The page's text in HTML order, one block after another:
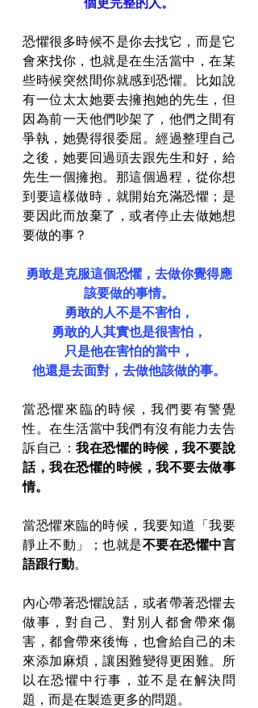
恐懼很多時候不是你去找它，而是它
會來找你，也就是在生活當中，在某
些時候突然間你就感到恐懼。比如說
有一位太太她要去擁抱她的先生，但
因為前一天他們吵架了，他們之間有
爭執，她覺得很委屈。經過整理自己
之後，她要回過頭去跟先生和好，給
先生一個擁抱。那這個過程，從你想
到要這樣做時，就開始充滿恐懼；是
要因此而放棄了，或者停止去做她想
要做的事？
勇敢是克服這個恐懼，去做你覺得應
該要做的事情。
勇敢的人不是不害怕，
勇敢的人其實也是很害怕，
只是他在害怕的當中，
他還是去面對，去做他該做的事。
當恐懼來臨的時候，我們要有警覺
性。在生活當中我們有沒有能力去告
訴自己：我在恐懼的時候，我不要說
話，我在恐懼的時候，我不要去做事
情。
當恐懼來臨的時候，我要知道「我要
靜止不動」；也就是不要在恐懼中言
語跟行動。
內心帶著恐懼說話，或者帶著恐懼去
做事，對自己、對別人都會帶來傷
害，都會帶來後悔，也會給自己的未
來添加麻煩，讓困難變得更困難。所
以在恐懼中行事，並不是在解決問
題，而是在製造更多的問題。